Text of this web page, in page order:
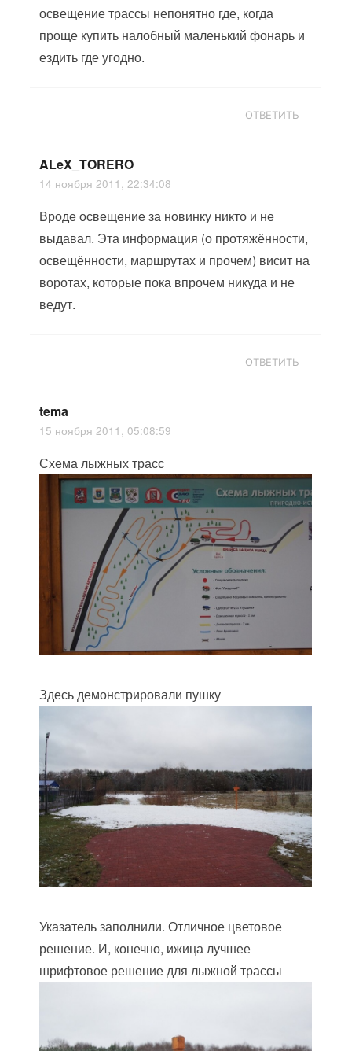
освещение трассы непонятно где, когда
проще купить налобный маленький фонарь и
ездить где угодно.
ОТВЕТИТЬ
ALeX_TORERO
14 ноября 2011, 22:34:08
Вроде освещение за новинку никто и не
выдавал. Эта информация (о протяжённости,
освещённости, маршрутах и прочем) висит на
воротах, которые пока впрочем никуда и не
ведут.
ОТВЕТИТЬ
tema
15 ноября 2011, 05:08:59
Схема лыжных трасс
Здесь демонстрировали пушку
Указатель заполнили. Отличное цветовое
решение. И, конечно, ижица лучшее
шрифтовое решение для лыжной трассы